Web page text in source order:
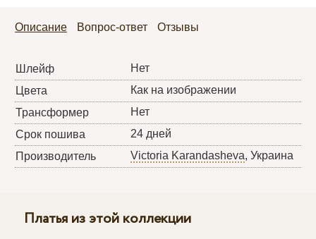
Описание Вопрос-ответ Отзывы
Шлейф
Нет
Цвета
Как на изображении
Трансформер
Нет
Срок пошива
24 дней
Производитель
Victoria Karandasheva, Украина
Платья из этой коллекции